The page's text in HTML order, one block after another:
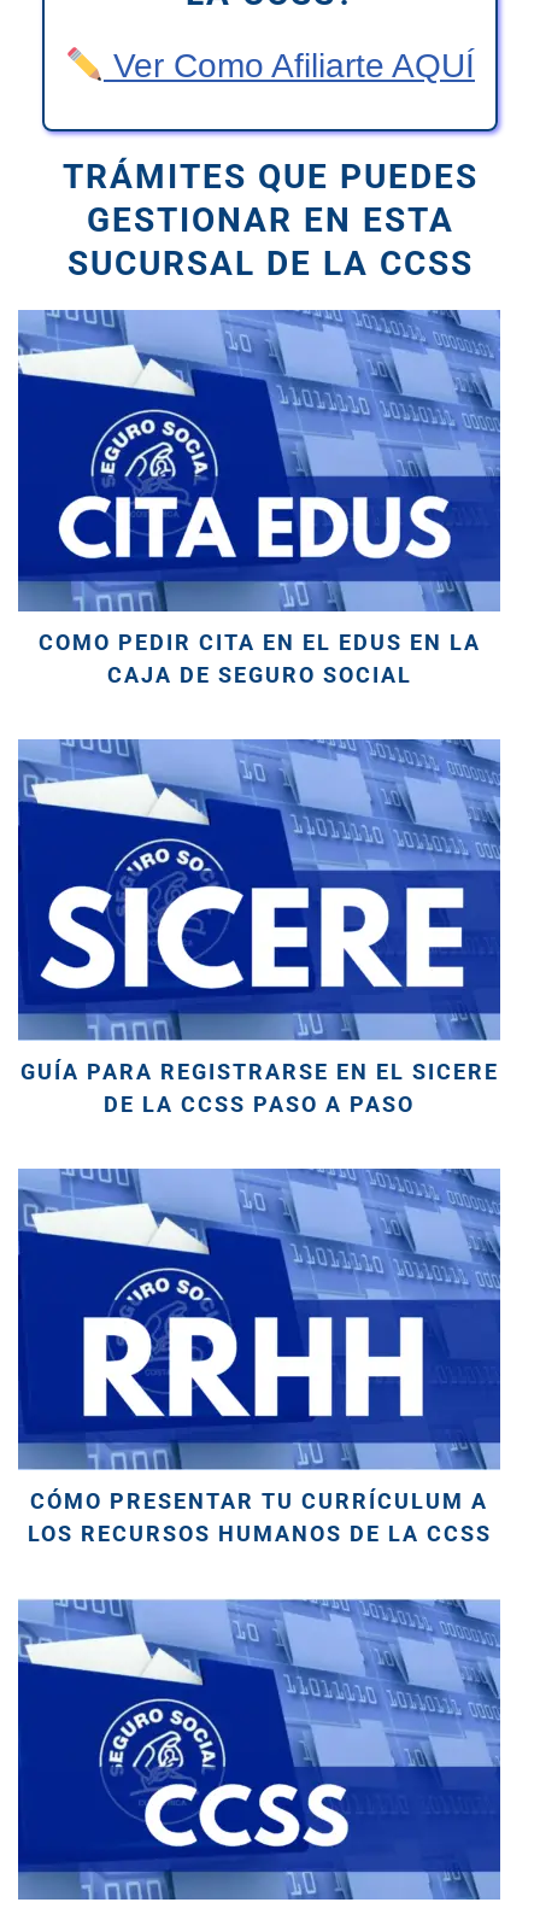
Ver Como Afiliarte AQUÍ
TRÁMITES QUE PUEDES
GESTIONAR EN ESTA
SUCURSAL DE LA CCSS
COMO PEDIR CITA EN EL EDUS EN LA
CAJA DE SEGURO SOCIAL
GUÍA PARA REGISTRARSE EN EL SICERE
DE LA CCSS PASO A PASO
CÓMO PRESENTAR TU CURRÍCULUM A
LOS RECURSOS HUMANOS DE LA CCSS